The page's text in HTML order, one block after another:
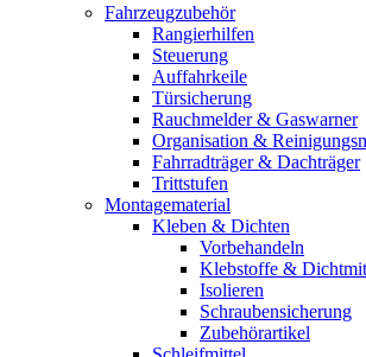
Fahrzeugzubehör
Rangierhilfen
Steuerung
Auffahrkeile
Türsicherung
Rauchmelder & Gaswarner
Organisation &
Fahrradträger & Dachträger
Trittstufen
Montagematerial
Kleben & Dichten
Vorbehandeln
Klebstoffe &
Isolieren
Schraubensicherung
Zubehörartikel